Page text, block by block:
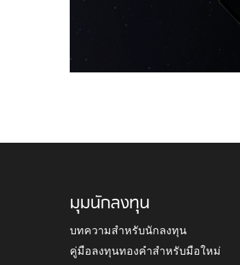
มุมนักลงทุน
บทความสำหรับนักลงทุน
คู่มือลงทุนทองคำสำหรับมือใหม่